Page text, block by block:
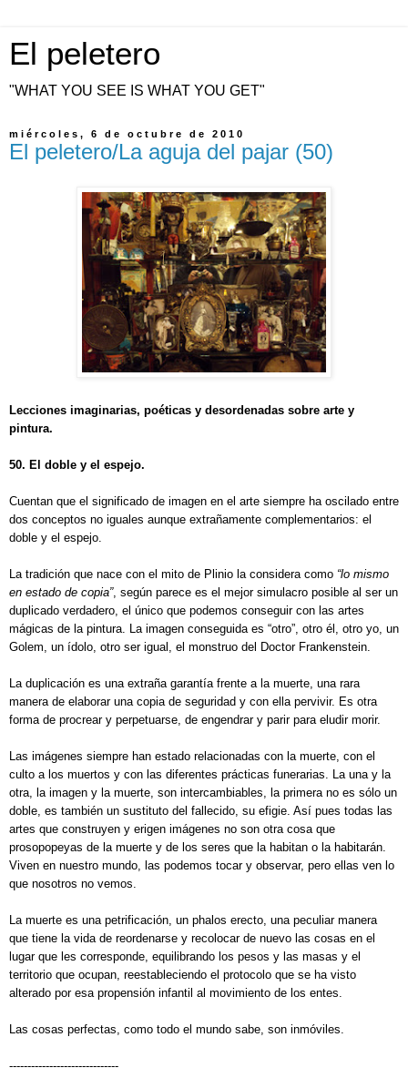
El peletero
"WHAT YOU SEE IS WHAT YOU GET"
miércoles, 6 de octubre de 2010
El peletero/La aguja del pajar (50)
Lecciones imaginarias, poéticas y desordenadas sobre arte y
pintura.
50. El doble y el espejo.
Cuentan que el significado de imagen en el arte siempre ha oscilado entre
dos conceptos no iguales aunque extrañamente complementarios: el
doble y el espejo.
La tradición que nace con el mito de Plinio la considera como “lo mismo
en estado de copia”, según parece es el mejor simulacro posible al ser un
duplicado verdadero, el único que podemos conseguir con las artes
mágicas de la pintura. La imagen conseguida es “otro”, otro él, otro yo, un
Golem, un ídolo, otro ser igual, el monstruo del Doctor Frankenstein.
La duplicación es una extraña garantía frente a la muerte, una rara
manera de elaborar una copia de seguridad y con ella pervivir. Es otra
forma de procrear y perpetuarse, de engendrar y parir para eludir morir.
Las imágenes siempre han estado relacionadas con la muerte, con el
culto a los muertos y con las diferentes prácticas funerarias. La una y la
otra, la imagen y la muerte, son intercambiables, la primera no es sólo un
doble, es también un sustituto del fallecido, su efigie. Así pues todas las
artes que construyen y erigen imágenes no son otra cosa que
prosopopeyas de la muerte y de los seres que la habitan o la habitarán.
Viven en nuestro mundo, las podemos tocar y observar, pero ellas ven lo
que nosotros no vemos.
La muerte es una petrificación, un phalos erecto, una peculiar manera
que tiene la vida de reordenarse y recolocar de nuevo las cosas en el
lugar que les corresponde, equilibrando los pesos y las masas y el
territorio que ocupan, reestableciendo el protocolo que se ha visto
alterado por esa propensión infantil al movimiento de los entes.
Las cosas perfectas, como todo el mundo sabe, son inmóviles.
------------------------------